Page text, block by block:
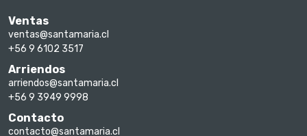
Ventas
ventas@santamaria.cl
+56 9 6102 3517
Arriendos
arriendos@santamaria.cl
+56 9 3949 9998
Contacto
contacto@santamaria.cl